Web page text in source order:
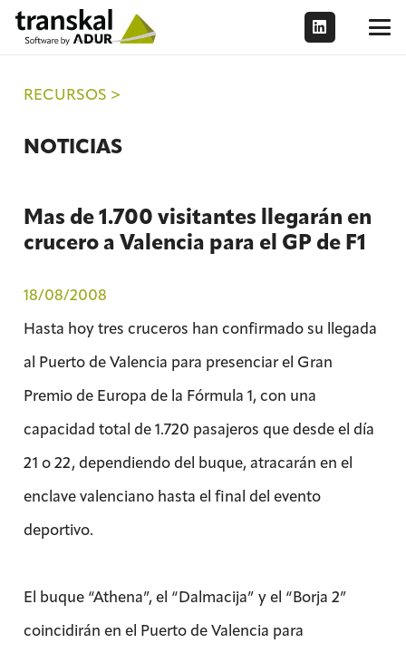
RECURSOS >
NOTICIAS
Mas de 1.700 visitantes llegarán en
crucero a Valencia para el GP de F1
18/08/2008
Hasta hoy tres cruceros han confirmado su llegada
al Puerto de Valencia para presenciar el Gran
Premio de Europa de la Fórmula 1, con una
capacidad total de 1.720 pasajeros que desde el día
21 o 22, dependiendo del buque, atracarán en el
enclave valenciano hasta el final del evento
deportivo.
El buque “Athena”, el “Dalmacija” y el “Borja 2”
coincidirán en el Puerto de Valencia para